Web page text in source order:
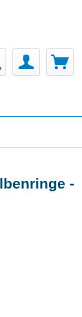
-